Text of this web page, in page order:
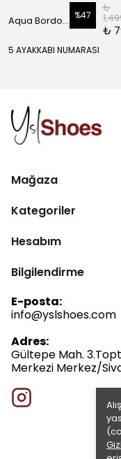
Aqua Bordo Mat Fermuar Detay Sivri Burun Kadın Topuklu Bot %47
₺
₺
5 AYAKKABI NUMARASI
Mağaza
Kategoriler
Hesabım
Bilgilendirme
E-posta:
info@yslshoes.com
Adres:
Gültepe Mah.
Merkezi Merkez/